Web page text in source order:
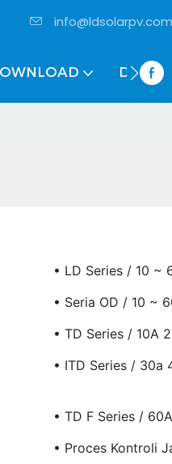
info@ldsolarpv.com
• LD Series / 10 ~
• Seria OD / 10 ~
• TD Series / 10A
• ITD Series / 30a
• TD F Series /
• Proces Kontroli